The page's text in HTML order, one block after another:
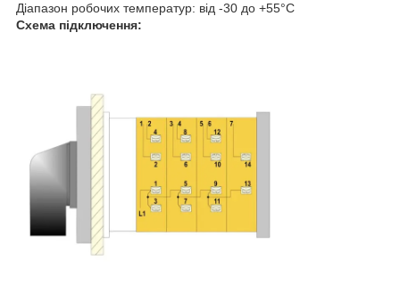
Діапазон робочих температур: від -30 до +55°С
Схема підключення: